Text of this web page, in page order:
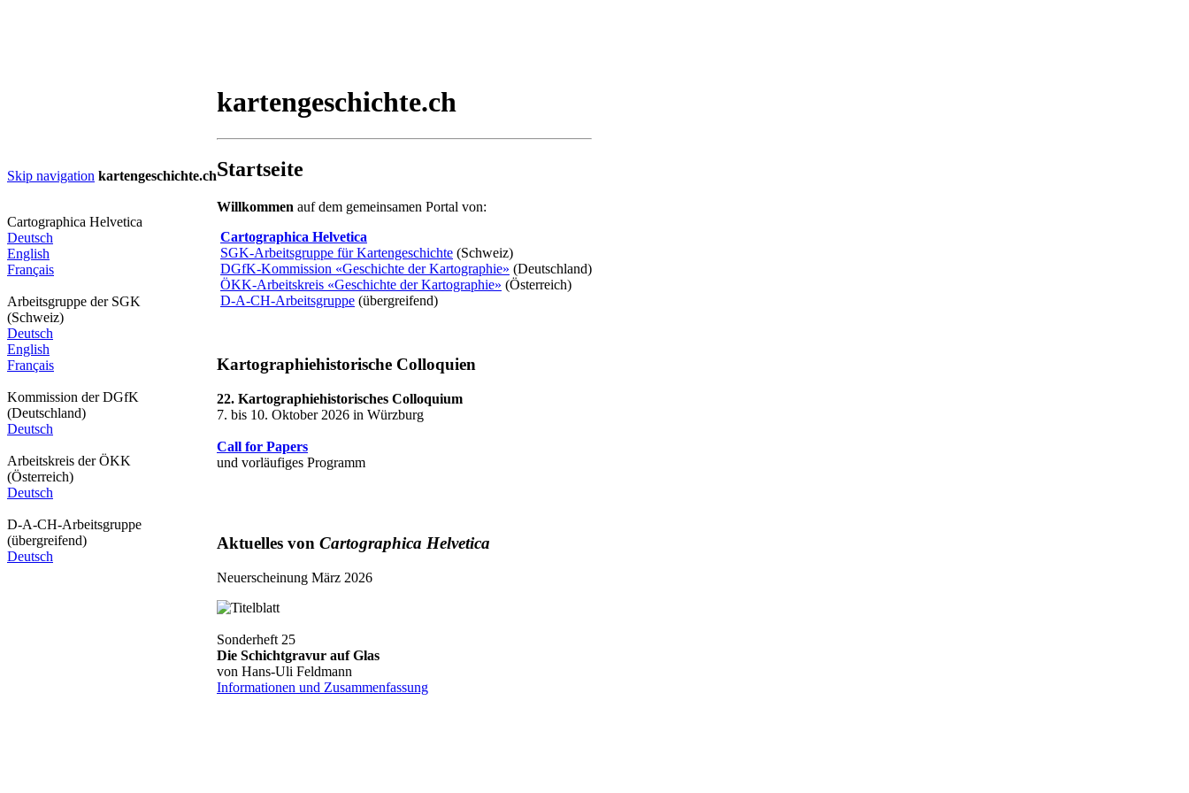
Skip navigation kartengeschichte.ch
Cartographica Helvetica
Deutsch
English
Français
Arbeitsgruppe der SGK
(Schweiz)
Deutsch
English
Français
Kommission der DGfK
(Deutschland)
Deutsch
Arbeitskreis der ÖKK
(Österreich)
Deutsch
D-A-CH-Arbeitsgruppe
(übergreifend)
Deutsch
kartengeschichte.ch
Startseite
Willkommen auf dem gemeinsamen Portal von:
Cartographica Helvetica
SGK-Arbeitsgruppe für Kartengeschichte (Schweiz)
DGfK-Kommission «Geschichte der Kartographie» (Deutschland)
ÖKK-Arbeitskreis «Geschichte der Kartographie» (Österreich)
D-A-CH-Arbeitsgruppe (übergreifend)
Kartographiehistorische Colloquien
22. Kartographiehistorisches Colloquium
7. bis 10. Oktober 2026 in Würzburg
Call for Papers
und vorläufiges Programm
Aktuelles von Cartographica Helvetica
Neuerscheinung März 2026
Sonderheft 25
Die Schichtgravur auf Glas
von Hans-Uli Feldmann
Informationen und Zusammenfassung